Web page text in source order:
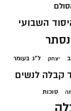
השבועי
יצחק ל"ג בעומר
קבלה לנשים
סוכות